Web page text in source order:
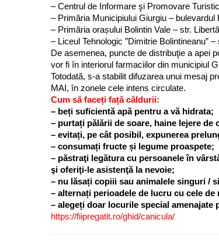
– Centrul de Informare şi Promovare
– Primăria Municipiului Giurgiu – bulevardul
– Primăria orașului Bolintin Vale – str.
– Liceul Tehnologic ”Dimitrie Bolintineanu”
De asemenea, puncte de distribuţie a apei
vor fi în interiorul farmaciilor din municipiul
Totodată, s-a stabilit difuzarea unui mesaj
MAI, în zonele cele intens circulate.
Cum să faceți față căldurii:
– beți suficientă apă pentru a vă hidrata;
– purtați pălării de soare, haine lejere de
– evitați, pe cât posibil, expunerea
– consumați fructe și legume proaspete;
– păstraţi legătura cu persoanele în
şi oferiţi-le asistenţă la nevoie;
– nu lăsați copiii sau animalele singuri /
– ️alternați perioadele de lucru cu cele de
– alegeți doar locurile special amenajate
https://fiipregatit.ro/ghid/canicula/